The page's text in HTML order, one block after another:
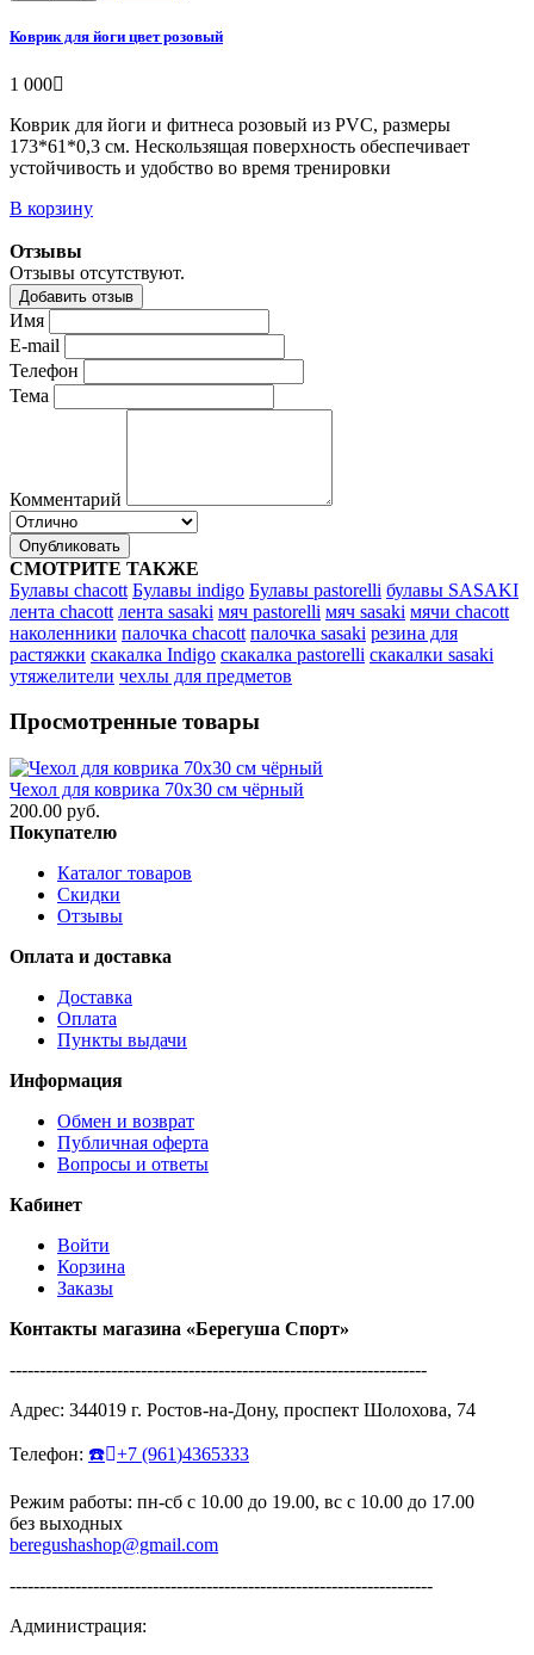
Коврик для йоги цвет розовый
1 000
Коврик для йоги и фитнеса розовый из PVC, размеры
173*61*0,3 см. Нескользящая поверхность обеспечивает
устойчивость и удобство во время тренировки
В корзину
Отзывы
Отзывы отсутствуют.
Добавить отзыв
Имя
E-mail
Телефон
Тема
Комментарий
Опубликовать
СМОТРИТЕ ТАКЖЕ
Булавы chacott Булавы indigo Булавы pastorelli булавы SASAKI
лента chacott лента sasaki мяч pastorelli мяч sasaki мячи chacott
наколенники палочка chacott палочка sasaki резина для
растяжки скакалка Indigo скакалка pastorelli скакалки sasaki
утяжелители чехлы для предметов
Просмотренные товары
Чехол для коврика 70х30 см чёрный
200.00 руб.
Покупателю
Каталог товаров
Скидки
Отзывы
Оплата и доставка
Доставка
Оплата
Пункты выдачи
Информация
Обмен и возврат
Публичная оферта
Вопросы и ответы
Кабинет
Войти
Корзина
Заказы
Контакты магазина «Берегуша Спорт»
----------------------------------------------------------------------
Адрес: 344019 г. Ростов-на-Дону, проспект Шолохова, 74
Телефон: ☎️ +7 (961)4365333
Режим работы: пн-сб с 10.00 до 19.00, вс с 10.00 до 17.00
без выходных
beregushashop@gmail.com
-----------------------------------------------------------------------
Администрация: